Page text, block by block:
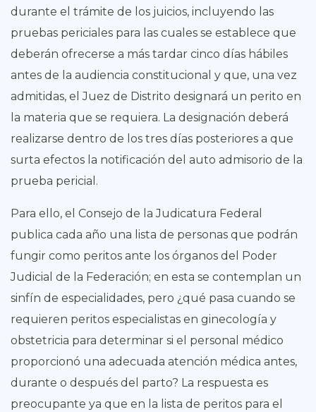
durante el trámite de los juicios, incluyendo las
pruebas periciales para las cuales se establece que
deberán ofrecerse a más tardar cinco días hábiles
antes de la audiencia constitucional y que, una vez
admitidas, el Juez de Distrito designará un perito en
la materia que se requiera. La designación deberá
realizarse dentro de los tres días posteriores a que
surta efectos la notificación del auto admisorio de la
prueba pericial.
Para ello, el Consejo de la Judicatura Federal
publica cada año una lista de personas que podrán
fungir como peritos ante los órganos del Poder
Judicial de la Federación; en esta se contemplan un
sinfín de especialidades, pero ¿qué pasa cuando se
requieren peritos especialistas en ginecología y
obstetricia para determinar si el personal médico
proporcionó una adecuada atención médica antes,
durante o después del parto? La respuesta es
preocupante ya que en la lista de peritos para el